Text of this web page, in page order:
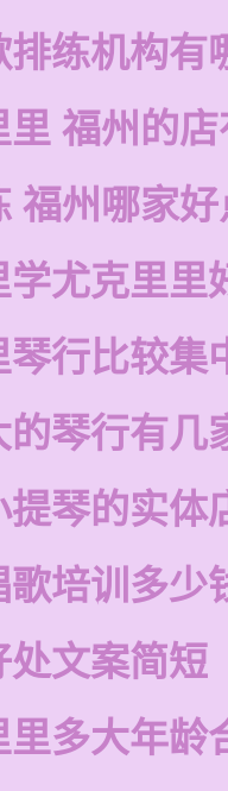
排练机构有
里 福州的
福州哪家好
学尤克里里
琴行比较集
的琴行有几
提琴的实体
歌培训多少
处文案简短
里多大年龄